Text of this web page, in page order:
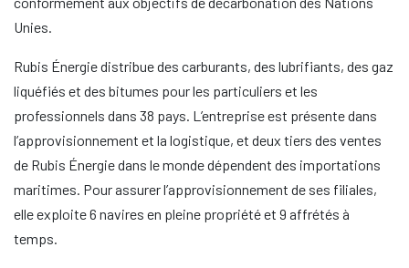
Unies.
Rubis Énergie distribue des carburants, des lubrifiants, des gaz
liquéfiés et des bitumes pour les particuliers et les
professionnels dans 38 pays. L’entreprise est présente dans
l’approvisionnement et la logistique, et deux tiers des ventes
de Rubis Énergie dans le monde dépendent des importations
maritimes. Pour assurer l’approvisionnement de ses filiales,
elle exploite 6 navires en pleine propriété et 9 affrétés à
temps.